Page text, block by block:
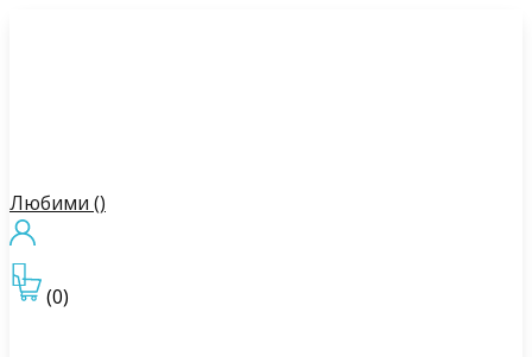
Любими ()
(0)
